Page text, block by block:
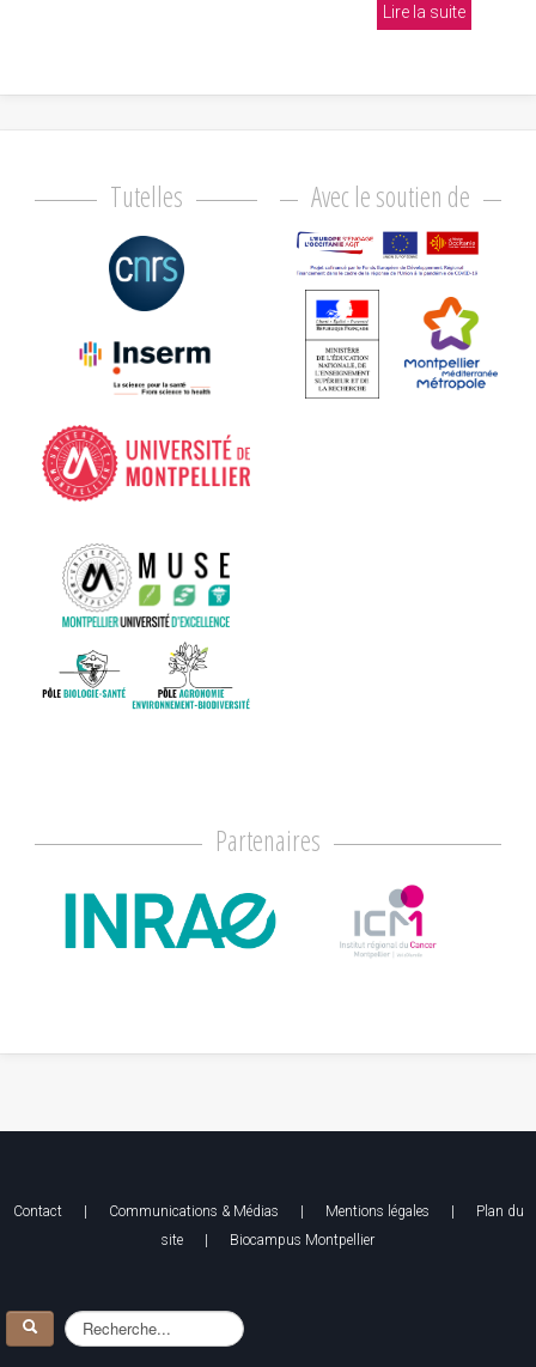
Lire la suite
Tutelles Avec le soutien de
Partenaires
Contact| Communications & Médias | Mentions légales | Plan du
site | Biocampus Montpellier